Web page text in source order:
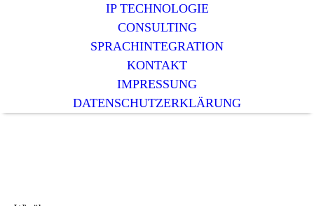
IP TECHNOLOGIE
CONSULTING
SPRACHINTEGRATION
KONTAKT
IMPRESSUNG
DATENSCHUTZERKLÄRUNG